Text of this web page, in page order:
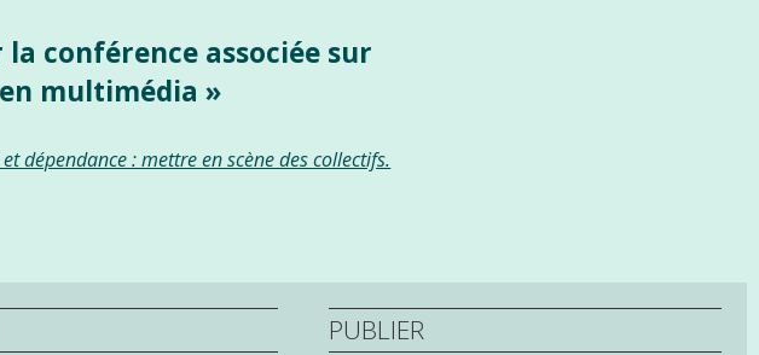
conférence associée sur
multimédia »
dépendance : mettre en scène des collectifs.
PUBLIER